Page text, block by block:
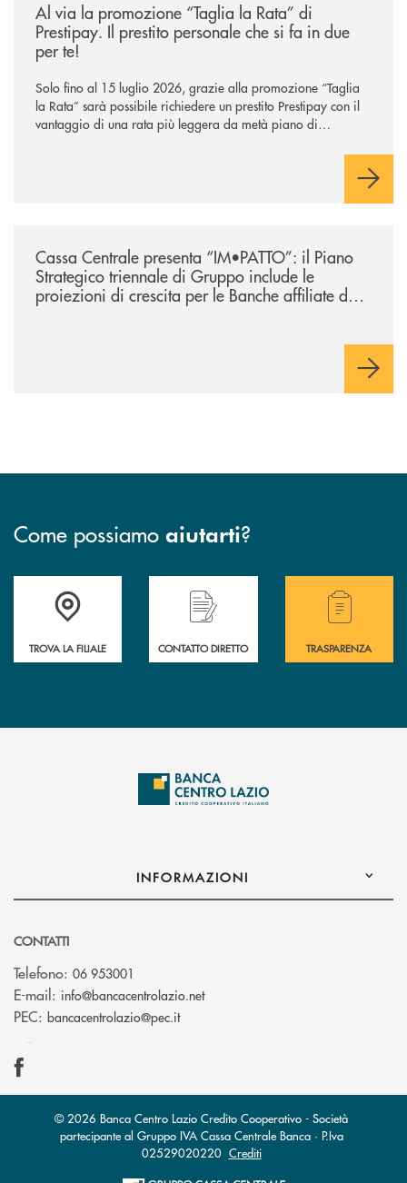
Al via la promozione “Taglia la Rata” di
Prestipay. Il prestito personale che si fa in due
per te!
Solo fino al 15 luglio 2026, grazie alla promozione “Taglia
la Rata” sarà possibile richiedere un prestito Prestipay con il
vantaggio di una rata più leggera da metà piano di
Cassa Centrale presenta “IM•PATTO”: il Piano
Strategico triennale di Gruppo include le
proiezioni di crescita per le Banche affiliate del
Come possiamo aiutarti?
Accedi all'elenco completo delle filiali .
TROVA LA FILIALE
Hai bisogno di assistenza immediata o vuoi
CONTATTO DIRETTO
Hai bisogno di
TRASPARENZA
INFORMAZIONI
CONTATTI
Telefono: 06 953001
E-mail: info@bancacentrolazio.net(si apre l’app di posta
PEC: bancacentrolazio@pec.it(si apre l’app di posta elettronica)
© 2026 Banca Centro Lazio Credito Cooperativo - Società
partecipante al Gruppo IVA Cassa Centrale Banca · P.Iva
02529020220 Crediti